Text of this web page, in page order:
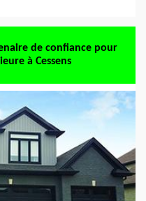
de confiance pour
à Cessens